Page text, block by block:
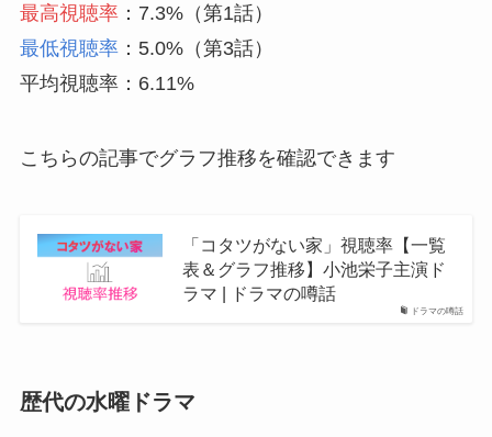
最高視聴率：7.3%（第1話）
最低視聴率：5.0%（第3話）
平均視聴率：6.11%
こちらの記事でグラフ推移を確認できます
ドラマの噂話
「コタツがない家」視聴率【一覧
表＆グラフ推移】小池栄子主演ド
ラマ | ドラマの噂話
歴代の水曜ドラマ